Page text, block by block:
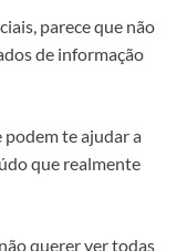
parece que não
de informação
podem te ajudar a
que realmente
querer ver todas